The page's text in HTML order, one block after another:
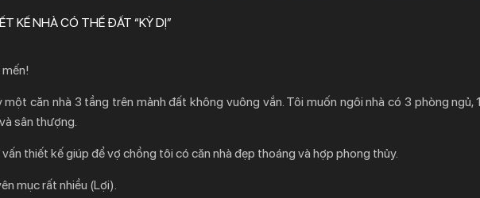
KẾ NHÀ CÓ THẾ ĐẤT “KỲ DỊ”
căn nhà 3 tầng trên mảnh đất không vuông vắn. Tôi muốn ngôi nhà có 3 phòng ngủ,
sân thượng.
thiết kế giúp để vợ chồng tôi có căn nhà đẹp thoáng và hợp phong thủy.
mục rất nhiều (Lợi).